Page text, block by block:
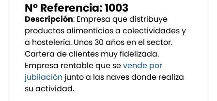
Nº Referencia: 1003
Descripción: Empresa que distribuye
productos alimenticios a colectividades y
a hostelería. Unos 30 años en el sector.
Cartera de clientes muy fidelizada.
Empresa rentable que sevende por
jubilación junto a las naves donde realiza
su actividad.